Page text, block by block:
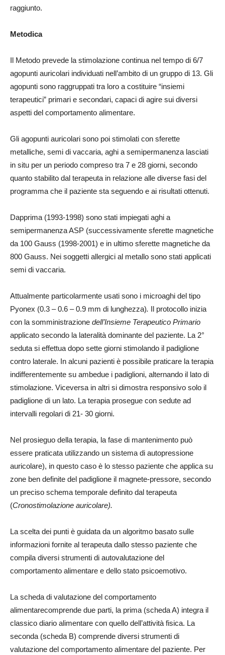
raggiunto.
Metodica
Il Metodo prevede la stimolazione continua nel tempo di 6/7
agopunti auricolari individuati nell’ambito di un gruppo di 13. Gli
agopunti sono raggruppati tra loro a costituire “insiemi
terapeutici” primari e secondari, capaci di agire sui diversi
aspetti del comportamento alimentare.
Gli agopunti auricolari sono poi stimolati con sferette
metalliche, semi di vaccaria, aghi a semipermanenza lasciati
in situ per un periodo compreso tra 7 e 28 giorni, secondo
quanto stabilito dal terapeuta in relazione alle diverse fasi del
programma che il paziente sta seguendo e ai risultati ottenuti.
Dapprima (1993-1998) sono stati impiegati aghi a
semipermanenza ASP (successivamente sferette magnetiche
da 100 Gauss (1998-2001) e in ultimo sferette magnetiche da
800 Gauss. Nei soggetti allergici al metallo sono stati applicati
semi di vaccaria.
Attualmente particolarmente usati sono i microaghi del tipo
Pyonex (0.3 – 0.6 – 0.9 mm di lunghezza). Il protocollo inizia
con la somministrazione dell’Insieme Terapeutico Primario
applicato secondo la lateralità dominante del paziente. La 2°
seduta si effettua dopo sette giorni stimolando il padiglione
contro laterale. In alcuni pazienti è possibile praticare la terapia
indifferentemente su ambedue i padiglioni, alternando il lato di
stimolazione. Viceversa in altri si dimostra responsivo solo il
padiglione di un lato. La terapia prosegue con sedute ad
intervalli regolari di 21- 30 giorni.
Nel prosieguo della terapia, la fase di mantenimento può
essere praticata utilizzando un sistema di autopressione
auricolare), in questo caso è lo stesso paziente che applica su
zone ben definite del padiglione il magnete-pressore, secondo
un preciso schema temporale definito dal terapeuta
(Cronostimolazione auricolare).
La scelta dei punti è guidata da un algoritmo basato sulle
informazioni fornite al terapeuta dallo stesso paziente che
compila diversi strumenti di autovalutazione del
comportamento alimentare e dello stato psicoemotivo.
La scheda di valutazione del comportamento
alimentarecomprende due parti, la prima (scheda A) integra il
classico diario alimentare con quello dell’attività fisica. La
seconda (scheda B) comprende diversi strumenti di
valutazione del comportamento alimentare del paziente. Per